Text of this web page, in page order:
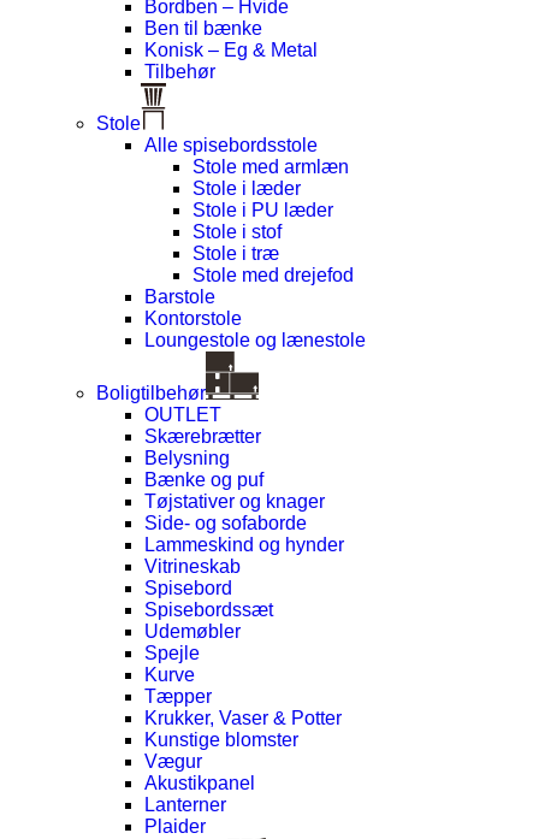
Bordben – Hvide
Ben til bænke
Konisk – Eg & Metal
Tilbehør
Stole
Alle spisebordsstole
Stole med armlæn
Stole i læder
Stole i PU læder
Stole i stof
Stole i træ
Stole med drejefod
Barstole
Kontorstole
Loungestole og lænestole
Boligtilbehør
OUTLET
Skærebrætter
Belysning
Bænke og puf
Tøjstativer og knager
Side- og sofaborde
Lammeskind og hynder
Vitrineskab
Spisebord
Spisebordssæt
Udemøbler
Spejle
Kurve
Tæpper
Krukker, Vaser & Potter
Kunstige blomster
Vægur
Akustikpanel
Lanterner
Plaider